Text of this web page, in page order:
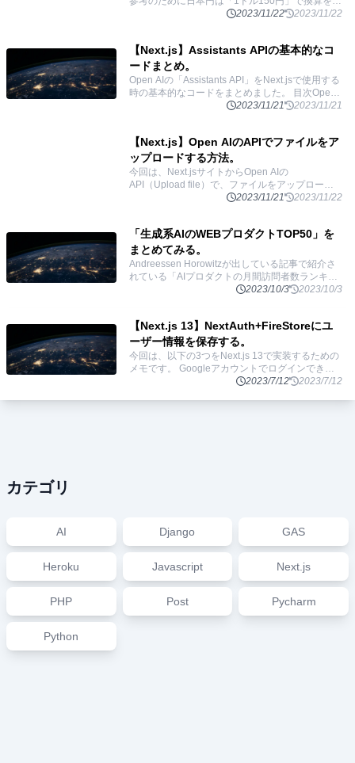
2023/11/22 2023/11/22
【Next.js】Assistants APIの基本的なコ
ードまとめ。
Open AIの「Assistants API」をNext.jsで使用する
時の基本的なコードをまとめました。 目次Open
AIのAPIセットアップ基本の使い方Threads: スレ
2023/11/21 2023/11/21
【Next.js】Open AIのAPIでファイルをア
ップロードする方法。
今回は、Next.jsサイトからOpen AIの
API（Upload file）で、ファイルをアップロード
する方法を実装するのに時間がかかったのでその
2023/11/21 2023/11/22
「生成系AIのWEBプロダクトTOP50」を
まとめてみる。
Andreessen Horowitzが出している記事で紹介さ
れている「AIプロダクトの月間訪問者数ランキン
グTOP50」のサービスをまとめました。 目次
2023/10/3 2023/10/3
【Next.js 13】NextAuth+FireStoreにユ
ーザー情報を保存する。
今回は、以下の3つをNext.js 13で実装するための
メモです。 Googleアカウントでログインできる
アカウント、セッション情報をFirestoreに保存す
2023/7/12 2023/7/12
カテゴリ
AI Django GAS
Heroku Javascript Next.js
PHP Post Pycharm
Python